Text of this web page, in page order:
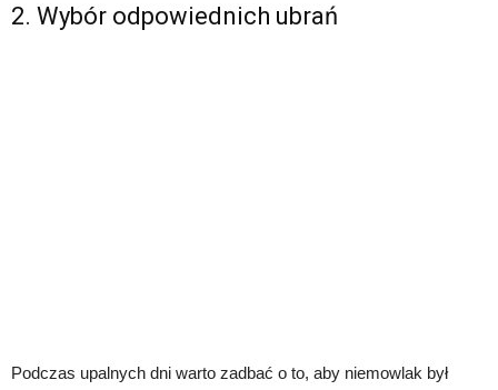
2. Wybór odpowiednich ubrań
Podczas upalnych dni warto zadbać o to, aby niemowlak był